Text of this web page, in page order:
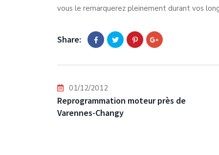
vous le remarquerez pleinement durant vos
Share:
01/12/2012
Reprogrammation moteur près de
Varennes-Changy